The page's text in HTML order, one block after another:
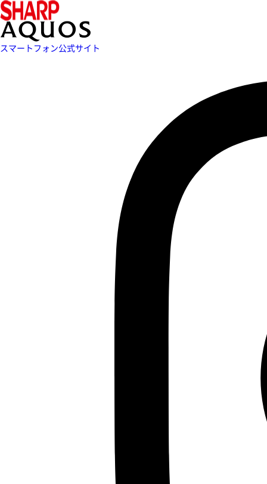
スマートフォン公式サイト